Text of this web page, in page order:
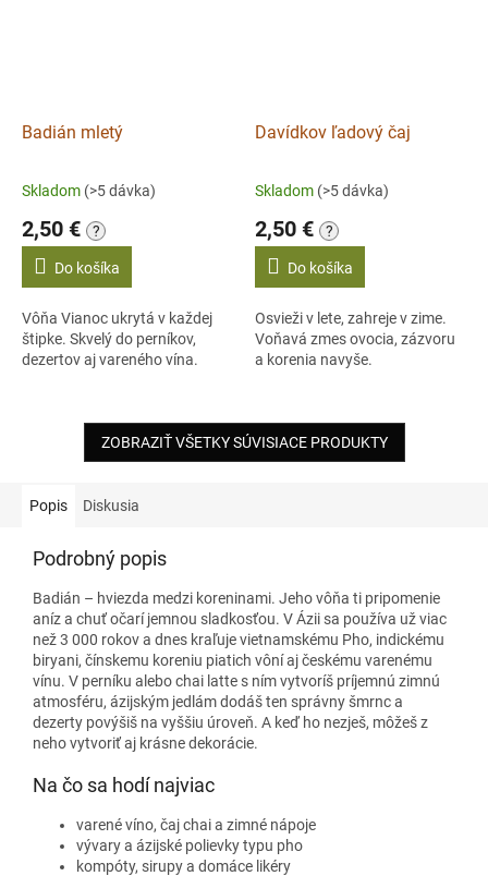
Badián mletý
Skladom (>5 dávka)
2,50 € ?
Do košíka
Vôňa Vianoc ukrytá v každej
štipke. Skvelý do perníkov,
dezertov aj vareného vína.
Davídkov ľadový čaj
Skladom (>5 dávka)
2,50 € ?
Do košíka
Osvieži v lete, zahreje v zime.
Voňavá zmes ovocia, zázvoru
a korenia navyše.
ZOBRAZIŤ VŠETKY SÚVISIACE PRODUKTY
Popis Diskusia
Podrobný popis
Badián – hviezda medzi koreninami. Jeho vôňa ti pripomenie
aníz a chuť očarí jemnou sladkosťou. V Ázii sa používa už viac
než 3 000 rokov a dnes kraľuje vietnamskému Pho, indickému
biryani, čínskemu koreniu piatich vôní aj českému varenému
vínu. V perníku alebo chai latte s ním vytvoríš príjemnú zimnú
atmosféru, ázijským jedlám dodáš ten správny šmrnc a
dezerty povýšiš na vyššiu úroveň. A keď ho nezješ, môžeš z
neho vytvoriť aj krásne dekorácie.
Na čo sa hodí najviac
varené víno, čaj chai a zimné nápoje
vývary a ázijské polievky typu pho
kompóty, sirupy a domáce likéry